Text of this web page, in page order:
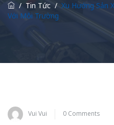
/ Tin Tức / Xu Hướng Sản
Với Môi Trường
Vui Vui 0 Comments